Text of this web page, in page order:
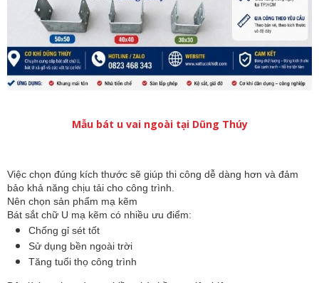
Mẫu bát u vai ngoài tại Dũng Thúy
Việc chọn đúng kích thước sẽ giúp thi công dễ dàng hơn và đảm
bảo khả năng chịu tải cho công trình.
Nên chọn sản phẩm mạ kẽm
Bát sắt chữ U mạ kẽm có nhiều ưu điểm:
Chống gỉ sét tốt
Sử dụng bền ngoài trời
Tăng tuổi thọ công trình